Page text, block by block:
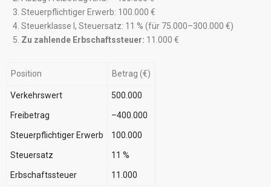
Steuerpflichtiger Erwerb: 100.000 €
Steuerklasse I, Steuersatz: 11 % (für 75.000–300.000 €)
Zu zahlende Erbschaftssteuer: 11.000 €
Position Betrag (€)
Verkehrswert 500.000
Freibetrag –400.000
Steuerpflichtiger Erwerb 100.000
Steuersatz 11 %
Erbschaftssteuer 11.000